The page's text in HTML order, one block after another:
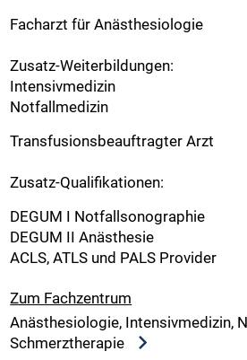
Facharzt für Anästhesiologie
Zusatz-Weiterbildungen:
Intensivmedizin
Notfallmedizin
Transfusionsbeauftragter Arzt
Zusatz-Qualifikationen:
DEGUM I Notfallsonographie
DEGUM II Anästhesie
ACLS, ATLS und PALS Provider
Zum Fachzentrum
Anästhesiologie, Intensivmedizin,
Schmerztherapie